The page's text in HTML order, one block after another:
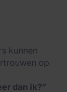
kunnen
op
dan ik?”